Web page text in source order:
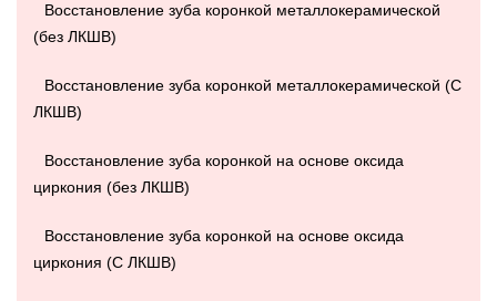
Восстановление зуба коронкой металлокерамической
(без ЛКШВ)
Восстановление зуба коронкой металлокерамической (С
ЛКШВ)
Восстановление зуба коронкой на основе оксида
циркония (без ЛКШВ)
Восстановление зуба коронкой на основе оксида
циркония (С ЛКШВ)